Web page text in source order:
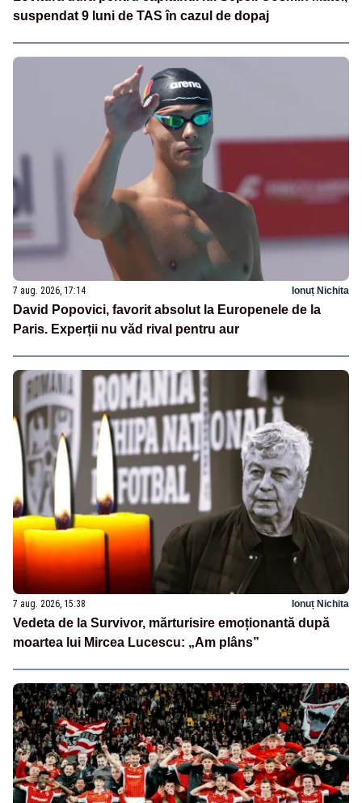
suspendat 9 luni de TAS în cazul de dopaj
7 aug. 2026, 17:14 Ionuț Nichita
David Popovici, favorit absolut la Europenele de la
Paris. Experții nu văd rival pentru aur
7 aug. 2026, 15:38 Ionuț Nichita
Vedeta de la Survivor, mărturisire emoționantă după
moartea lui Mircea Lucescu: „Am plâns”